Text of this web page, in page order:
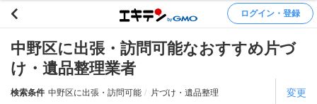
ログイン・登録
中野区に出張・訪問可能なおすすめ片づ
け・遺品整理業者
検索条件 中野区に出張・訪問可能 片づけ・遺品整理 変更